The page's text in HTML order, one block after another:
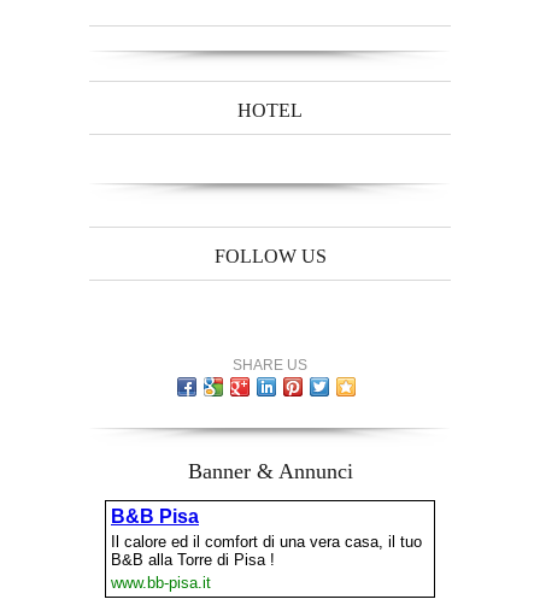
HOTEL
FOLLOW US
SHARE US
Banner & Annunci